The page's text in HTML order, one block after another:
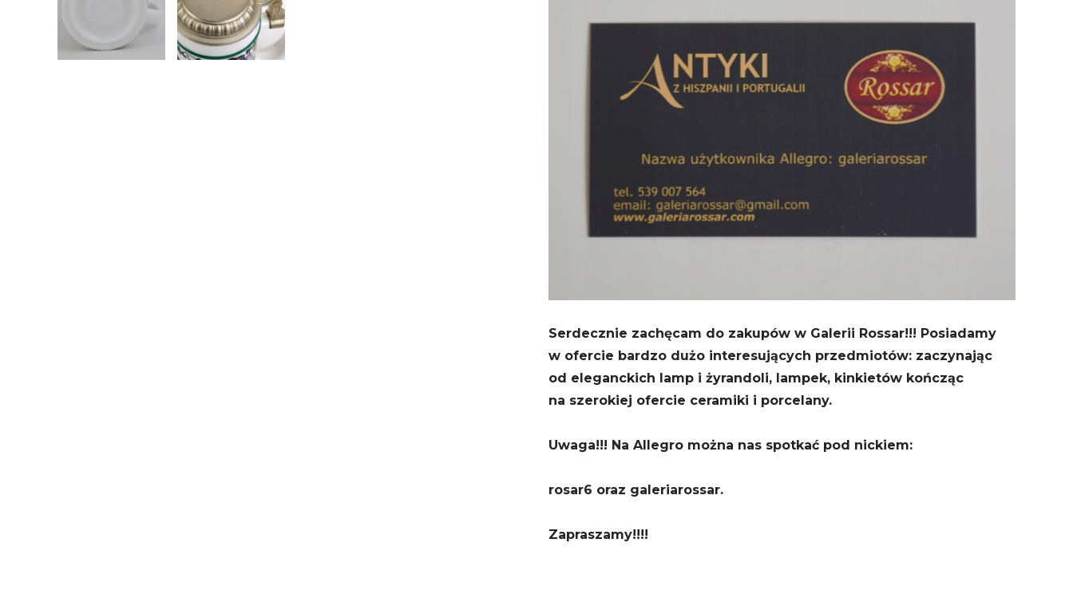
Serdecznie zachęcam do zakupów w Galerii Rossar!!! Posiadamy
w ofercie bardzo dużo interesujących przedmiotów: zaczynając
od eleganckich lamp i żyrandoli, lampek, kinkietów kończąc
na szerokiej ofercie ceramiki i porcelany.
Uwaga!!! Na Allegro można nas spotkać pod nickiem:
rosar6 oraz galeriarossar.
Zapraszamy!!!!